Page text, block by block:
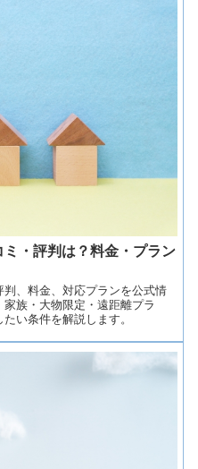
・評判は？料金・プラン
、料金、対応プランを公式情
族・大物限定・遠距離プラ
い条件を解説します。